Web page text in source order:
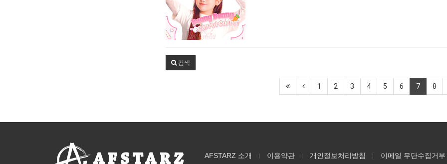
검색
1 2 3 4 5 6 7 8
AFSTARZ 소개 이용약관 개인정보처리방침 이메일 무단수집거부